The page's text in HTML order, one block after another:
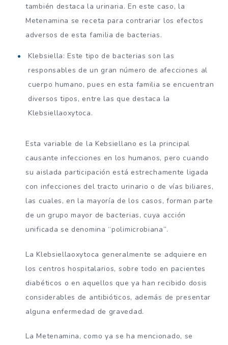
también destaca la urinaria. En este caso, la
Metenamina se receta para contrariar los efectos
adversos de esta familia de bacterias.
Klebsiella: Este tipo de bacterias son las
responsables de un gran número de afecciones al
cuerpo humano, pues en esta familia se encuentran
diversos tipos, entre las que destaca la
Klebsiellaoxytoca.
Esta variable de la Kebsiellano es la principal
causante infecciones en los humanos, pero cuando
su aislada participación está estrechamente ligada
con infecciones del tracto urinario o de vías biliares,
las cuales, en la mayoría de los casos, forman parte
de un grupo mayor de bacterias, cuya acción
unificada se denomina “polimicrobiana”.
La Klebsiellaoxytoca generalmente se adquiere en
los centros hospitalarios, sobre todo en pacientes
diabéticos o en aquellos que ya han recibido dosis
considerables de antibióticos, además de presentar
alguna enfermedad de gravedad.
La Metenamina, como ya se ha mencionado, se